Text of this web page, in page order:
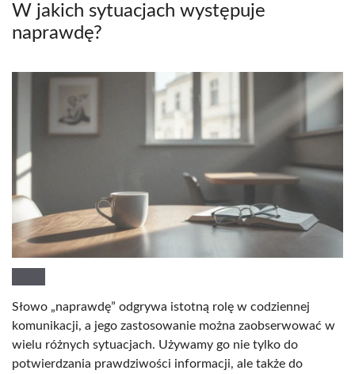
W jakich sytuacjach występuje
naprawdę?
Słowo „naprawdę” odgrywa istotną rolę w codziennej
komunikacji, a jego zastosowanie można zaobserwować w
wielu różnych sytuacjach. Używamy go nie tylko do
potwierdzania prawdziwości informacji, ale także do